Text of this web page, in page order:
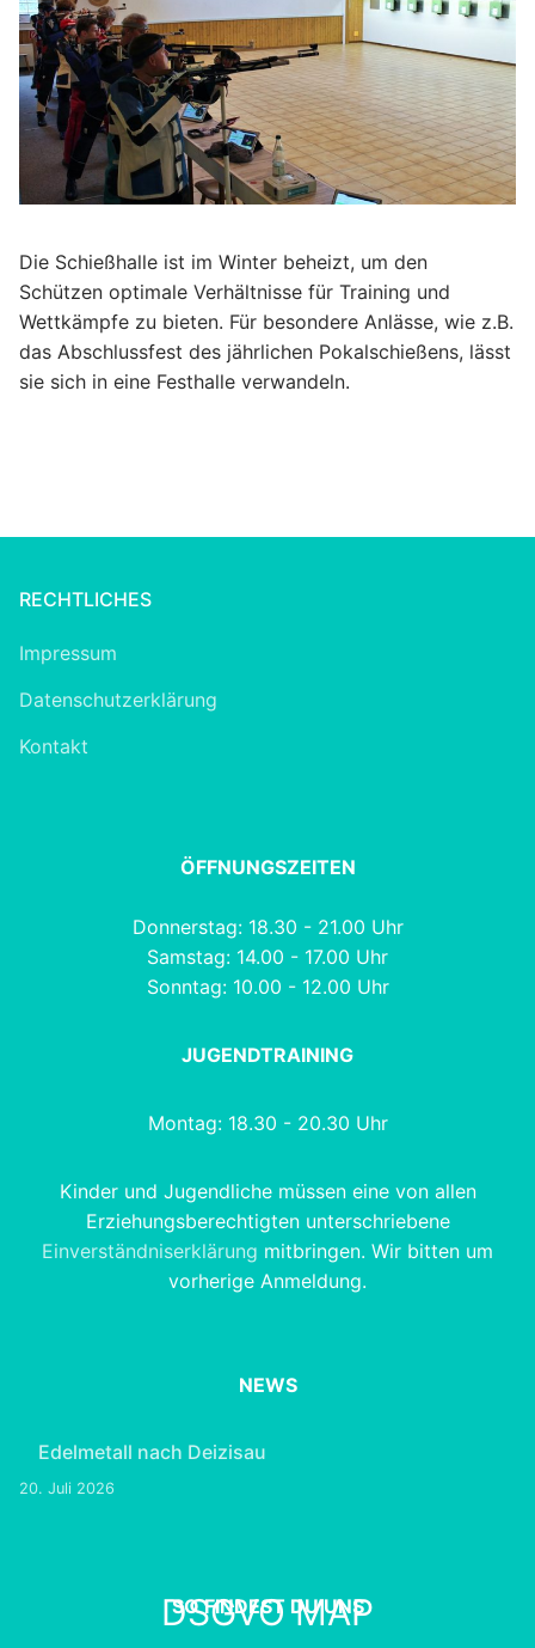
Die Schießhalle ist im Winter beheizt, um den
Schützen optimale Verhältnisse für Training und
Wettkämpfe zu bieten. Für besondere Anlässe, wie z.B.
das Abschlussfest des jährlichen Pokalschießens, lässt
sie sich in eine Festhalle verwandeln.
RECHTLICHES
Impressum
Datenschutzerklärung
Kontakt
ÖFFNUNGSZEITEN
Donnerstag: 18.30 - 21.00 Uhr
Samstag: 14.00 - 17.00 Uhr
Sonntag: 10.00 - 12.00 Uhr
JUGENDTRAINING
Montag: 18.30 - 20.30 Uhr
Kinder und Jugendliche müssen eine von allen
Erziehungsberechtigten unterschriebene
Einverständniserklärung mitbringen. Wir bitten um
vorherige Anmeldung.
NEWS
Edelmetall nach Deizisau
20. Juli 2026
SO FINDEST DU UNS
DSGVO MAP